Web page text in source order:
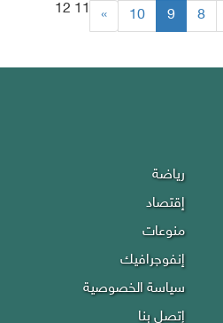
8
9
(current)
10
11
12 »
رياضة
إقتصاد
منوعات
إنفوجرافيك
سياسة الخصوصية
إتصل بنا